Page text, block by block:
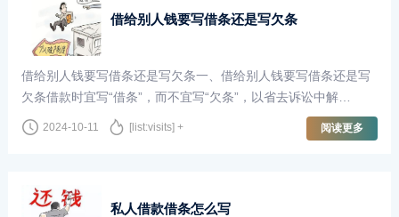
借给别人钱要写借条还是写欠条
借给别人钱要写借条还是写欠条一、借给别人钱要写借条还是写
欠条借款时宜写“借条”，而不宜写“欠条”，以省去诉讼中解
释“欠”款原因、用途的举证责任。借条是指借个人或公家的现金
或物品时写给对方的条子，就是借···
2024-10-11 [list:visits] + 阅读更多
私人借款借条怎么写